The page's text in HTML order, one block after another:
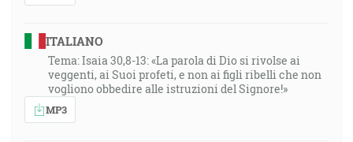
ITALIANO
Tema: Isaia 30,8-13: «La parola di Dio si rivolse ai
veggenti, ai Suoi profeti, e non ai figli ribelli che non
vogliono obbedire alle istruzioni del Signore!»
MP3